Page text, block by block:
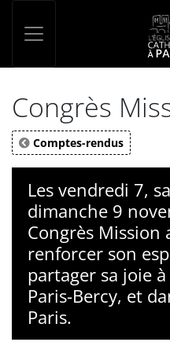
Congrès
Comptes-rendus
Les vendredi 7,
dimanche 9
Congrès Mission
renforcer son
partager sa joie
Paris-Bercy, et
Paris.
Panneau de gestion des